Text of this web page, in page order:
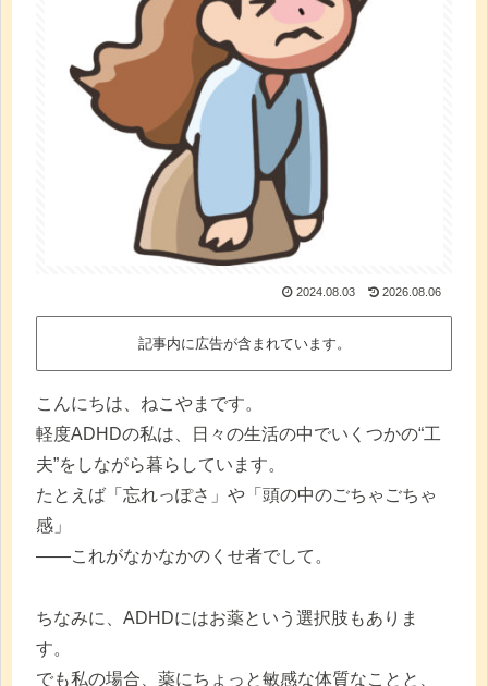
2024.08.03 2026.08.06
記事内に広告が含まれています。
こんにちは、ねこやまです。
軽度ADHDの私は、日々の生活の中でいくつかの“工
夫”をしながら暮らしています。
たとえば「忘れっぽさ」や「頭の中のごちゃごちゃ
感」
——これがなかなかのくせ者でして。
ちなみに、ADHDにはお薬という選択肢もありま
す。
でも私の場合、薬にちょっと敏感な体質なことと、